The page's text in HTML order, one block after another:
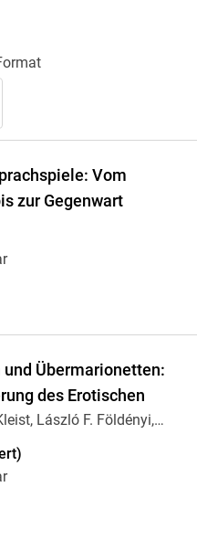
Vom
zur Gegenwart
Übermarionetten:
des Erotischen
László F. Földényi,